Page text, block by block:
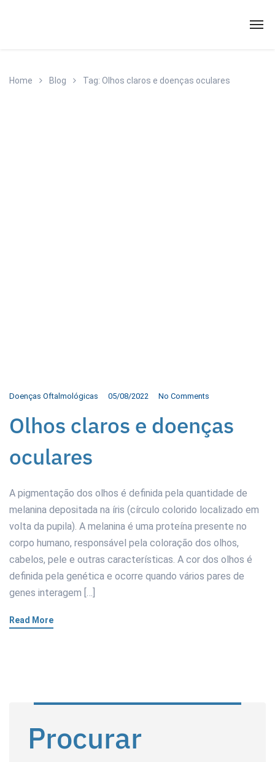
Home Blog Tag: Olhos claros e doenças oculares
Doenças Oftalmológicas 05/08/2022 No Comments
Olhos claros e doenças
oculares
A pigmentação dos olhos é definida pela quantidade de
melanina depositada na íris (círculo colorido localizado em
volta da pupila). A melanina é uma proteína presente no
corpo humano, responsável pela coloração dos olhos,
cabelos, pele e outras características. A cor dos olhos é
definida pela genética e ocorre quando vários pares de
genes interagem […]
Read More
Procurar